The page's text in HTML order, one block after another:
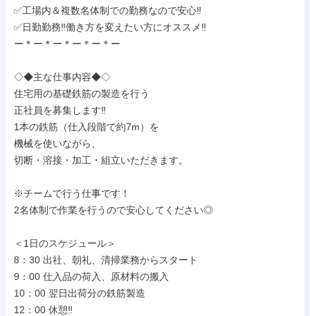
✅工場内＆複数名体制での勤務なので安心‼
✅日勤勤務‼働き方を変えたい方にオススメ‼
ー＊ー＊ー＊ー＊ー＊ー
◇◆主な仕事内容◆◇
住宅用の基礎鉄筋の製造を行う
正社員を募集します‼
1本の鉄筋（仕入段階で約7m）を
機械を使いながら、
切断・溶接・加工・組立いただきます。
※チームで行う仕事です！
2名体制で作業を行うので安心してください◎
＜1日のスケジュール＞
8：30 出社、朝礼、清掃業務からスタート
9：00 仕入品の荷入、原材料の搬入
10：00 翌日出荷分の鉄筋製造
12：00 休憩‼